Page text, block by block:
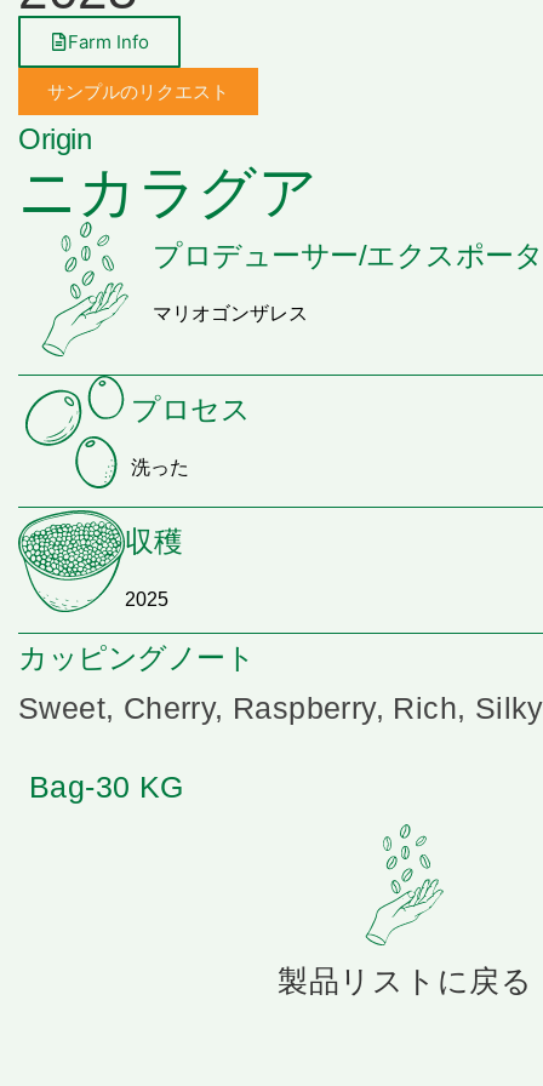
Farm Info
サンプルのリクエスト
Origin
ニカラグア
プロデューサー/エクスポー
マリオゴンザレス
プロセス
洗った
収穫
2025
カッピングノート
Sweet, Cherry, Raspberry, Rich, Silky
Bag-30 KG
製品リストに戻る